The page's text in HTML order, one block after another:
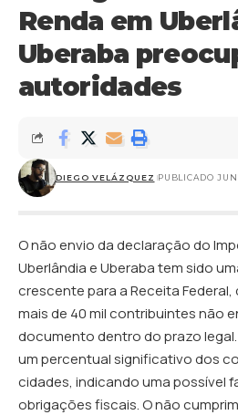
Renda em
Uberaba
autoridades
DIEGO VELÁZQUEZ PUBLICADO
O não envio da declaração do
Uberlândia e Uberaba tem sido
crescente para a Receita
mais de 40 mil contribuintes não
documento dentro do prazo
um percentual significativo dos
cidades, indicando uma possível
obrigações fiscais. O não